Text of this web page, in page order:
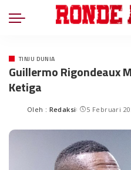
TINJU DUNIA
Guillermo Rigondeaux
Ketiga
Oleh : Redaksi 5 Februari